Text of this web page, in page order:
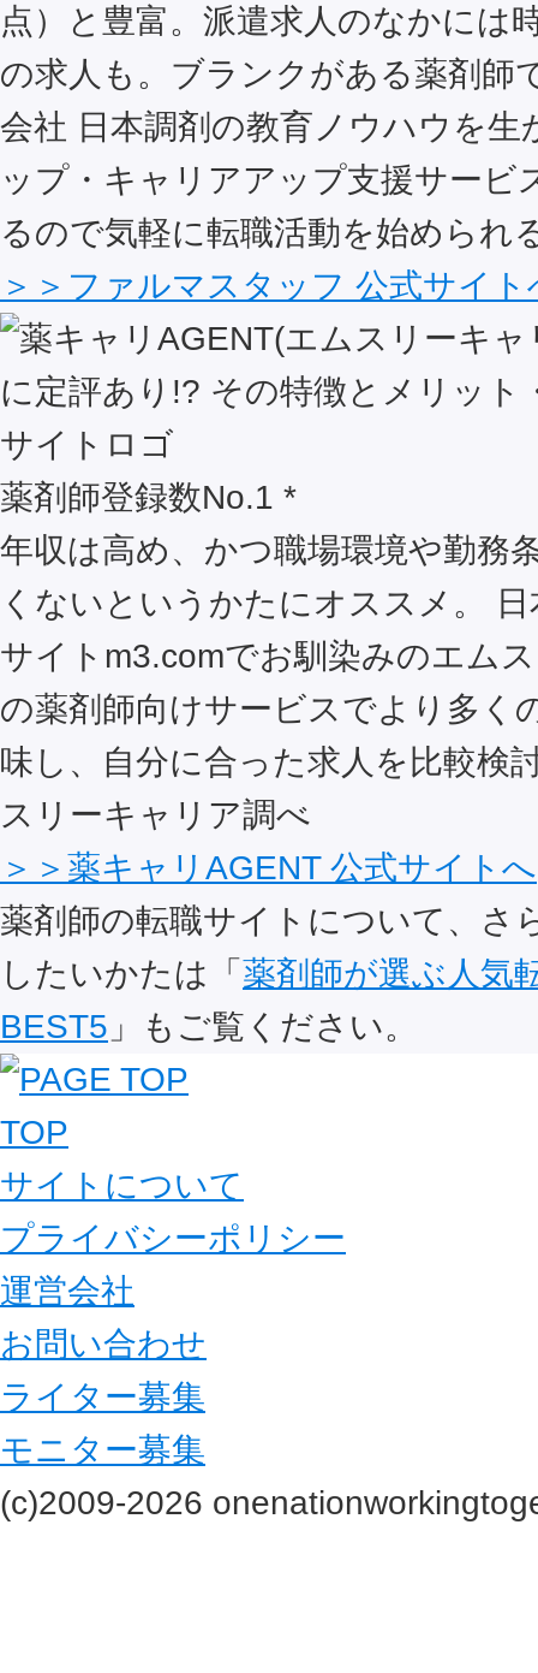
点）と豊富。派遣求人のなかには
の求人も。ブランクがある薬剤師
会社 日本調剤の教育ノウハウを生
ップ・キャリアアップ支援サービ
るので気軽に転職活動を始められ
＞＞ファルマスタッフ 公式サイト
薬剤師登録数No.1 *
年収は高め、かつ職場環境や勤務
くないというかたにオススメ。
サイトm3.comでお馴染みのエム
の薬剤師向けサービスでより多く
味し、自分に合った求人を比較検
スリーキャリア調べ
＞＞薬キャリAGENT 公式サイトへ
薬剤師の転職サイトについて、さ
したいかたは「 薬剤師が選ぶ人気
BEST5 」もご覧ください。
TOP
サイトについて
プライバシーポリシー
運営会社
お問い合わせ
ライター募集
モニター募集
(c)2009-2026